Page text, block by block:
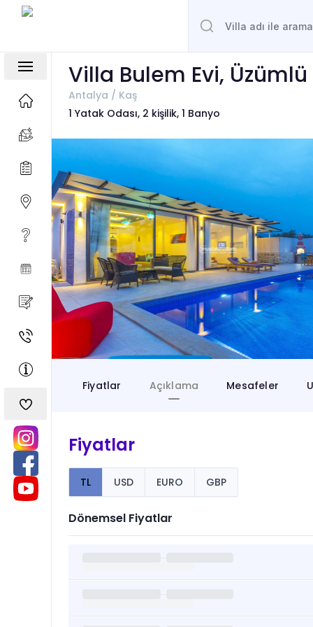
Villa Bulem Evi,
Antalya / Kaş
1 Yatak Odası, 2 kişilik, 1 Banyo
Fiyatlar
Açıklama Mesafeler
Fiyatlar
TL USD EURO GBP
Dönemsel Fiyatlar